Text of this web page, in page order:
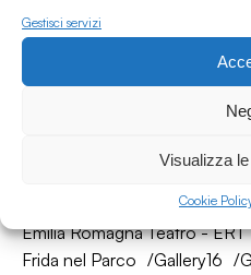
Gestisci servizi
Visualizza
Cookie
La nostra rete di amici
Bologna Città della Musica
Disco D'Oro
Emilia Romagna Teatro - ERT
Frida nel Parco
Gallery16